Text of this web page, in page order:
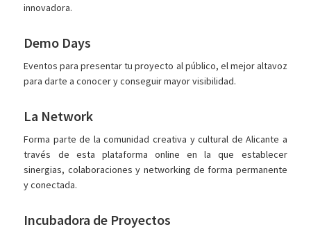
innovadora.
Demo Days
Eventos para presentar tu proyecto al público, el mejor altavoz
para darte a conocer y conseguir mayor visibilidad.
La Network
Forma parte de la comunidad creativa y cultural de Alicante a
través de esta plataforma online en la que establecer
sinergias, colaboraciones y networking de forma permanente
y conectada.
Incubadora de Proyectos